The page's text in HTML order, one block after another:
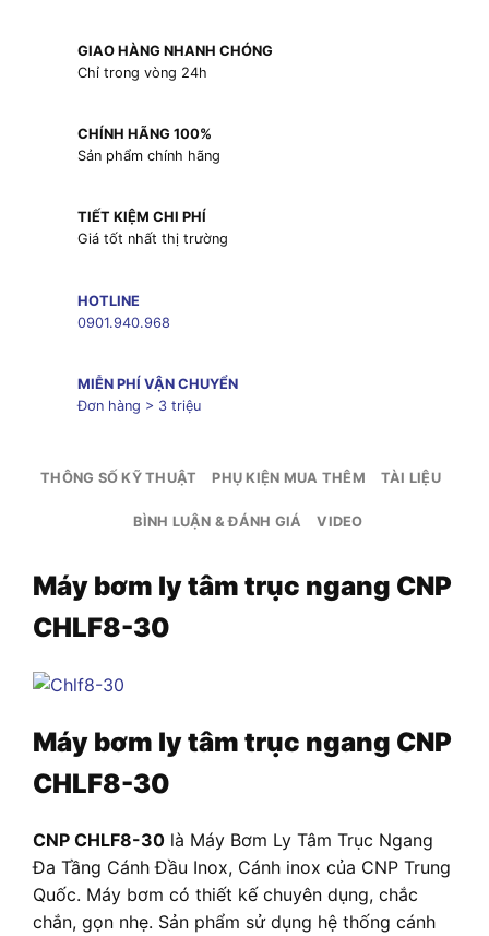
GIAO HÀNG NHANH CHÓNG
Chỉ trong vòng 24h
CHÍNH HÃNG 100%
Sản phẩm chính hãng
TIẾT KIỆM CHI PHÍ
Giá tốt nhất thị trường
HOTLINE
0901.940.968
MIỄN PHÍ VẬN CHUYỂN
Đơn hàng > 3 triệu
THÔNG SỐ KỸ THUẬT PHỤ KIỆN MUA THÊM TÀI LIỆU
BÌNH LUẬN & ĐÁNH GIÁ VIDEO
Máy bơm ly tâm trục ngang CNP
CHLF8-30
Máy bơm ly tâm trục ngang CNP
CHLF8-30
CNP CHLF8-30 là Máy Bơm Ly Tâm Trục Ngang
Đa Tầng Cánh Đầu Inox, Cánh inox của CNP Trung
Quốc. Máy bơm có thiết kế chuyên dụng, chắc
chắn, gọn nhẹ. Sản phẩm sử dụng hệ thống cánh